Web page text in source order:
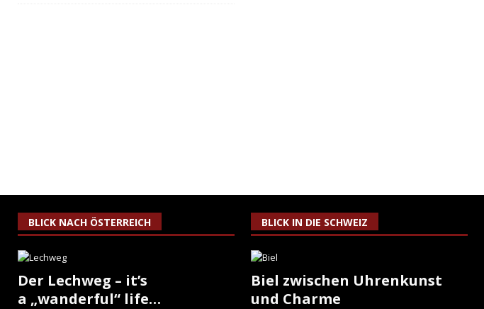
BLICK NACH ÖSTERREICH
Der Lechweg – it’s
a „wanderful“ life…
BLICK IN DIE SCHWEIZ
Biel zwischen Uhrenkunst
und Charme